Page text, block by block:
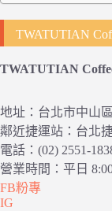
TWATUTIAN
TWATUTIAN
地址：台北市中山
鄰近捷運站：台北
電話：(02) 2551-
營業時間：平日
FB粉專
IG